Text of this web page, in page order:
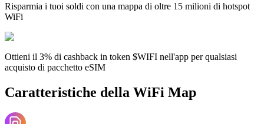
Risparmia i tuoi soldi con una mappa di oltre 15 milioni di hotspot
WiFi
Ottieni il 3% di cashback in token $WIFI nell'app per qualsiasi
acquisto di pacchetto eSIM
Caratteristiche della WiFi Map